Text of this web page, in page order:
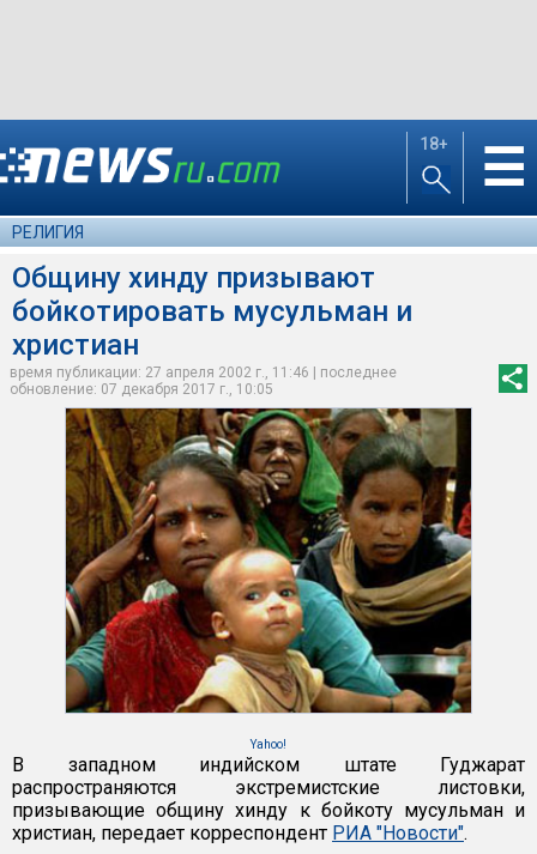
18+ ☰
РЕЛИГИЯ
Общину хинду призывают
бойкотировать мусульман и
христиан
время публикации: 27 апреля 2002 г., 11:46 | последнее
обновление: 07 декабря 2017 г., 10:05
Yahoo!
В западном индийском штате Гуджарат
распространяются экстремистские листовки,
призывающие общину хинду к бойкоту мусульман и
христиан, передает корреспондент РИА "Новости".